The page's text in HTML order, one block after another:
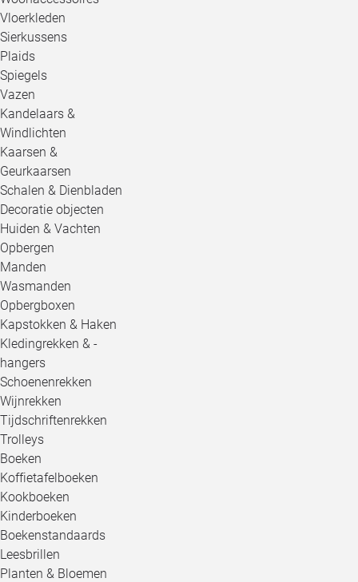
Vloerkleden
Sierkussens
Plaids
Spiegels
Vazen
Kandelaars &
Windlichten
Kaarsen &
Geurkaarsen
Schalen & Dienbladen
Decoratie objecten
Huiden & Vachten
Opbergen
Manden
Wasmanden
Opbergboxen
Kapstokken & Haken
Kledingrekken & -
hangers
Schoenenrekken
Wijnrekken
Tijdschriftenrekken
Trolleys
Boeken
Koffietafelboeken
Kookboeken
Kinderboeken
Boekenstandaards
Leesbrillen
Planten & Bloemen